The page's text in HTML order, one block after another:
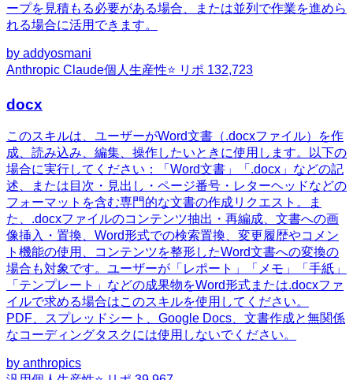
ープを見積もる必要がある場合、または並列で作業を進めら
れる場合に活用できます。
by addyosmani
Anthropic Claude個人生産性⭐ リポ 132,723
docx
このスキルは、ユーザーがWord文書（.docxファイル）を作
成、読み込み、編集、操作したいときに使用します。以下の
場合に実行してください：「Word文書」「.docx」などの記
述、または目次・見出し・ページ番号・レターヘッドなどの
フォーマットを含む専門的な文書の作成リクエスト。ま
た、.docxファイルのコンテンツ抽出・再編成、文書への画
像挿入・置換、Word形式での検索置換、変更履歴やコメン
ト機能の使用、コンテンツを整形したWord文書への変換の
場合も対象です。ユーザーが「レポート」「メモ」「手紙」
「テンプレート」などの成果物をWord形式または.docxファ
イルで求める場合はこのスキルを使用してください。
PDF、スプレッドシート、Google Docs、文書作成と無関係
なコーディングタスクには使用しないでください。
by anthropics